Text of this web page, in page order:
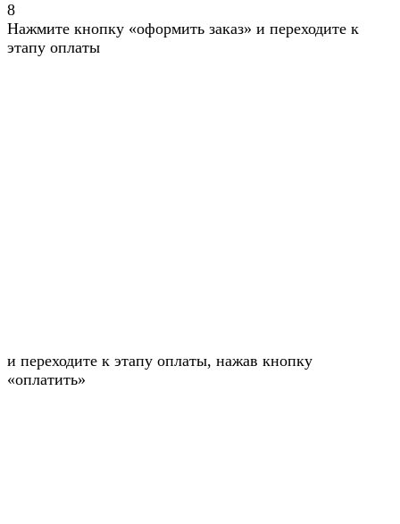
8
Нажмите кнопку «оформить заказ» и переходите к
этапу оплаты
и переходите к этапу оплаты, нажав кнопку
«оплатить»